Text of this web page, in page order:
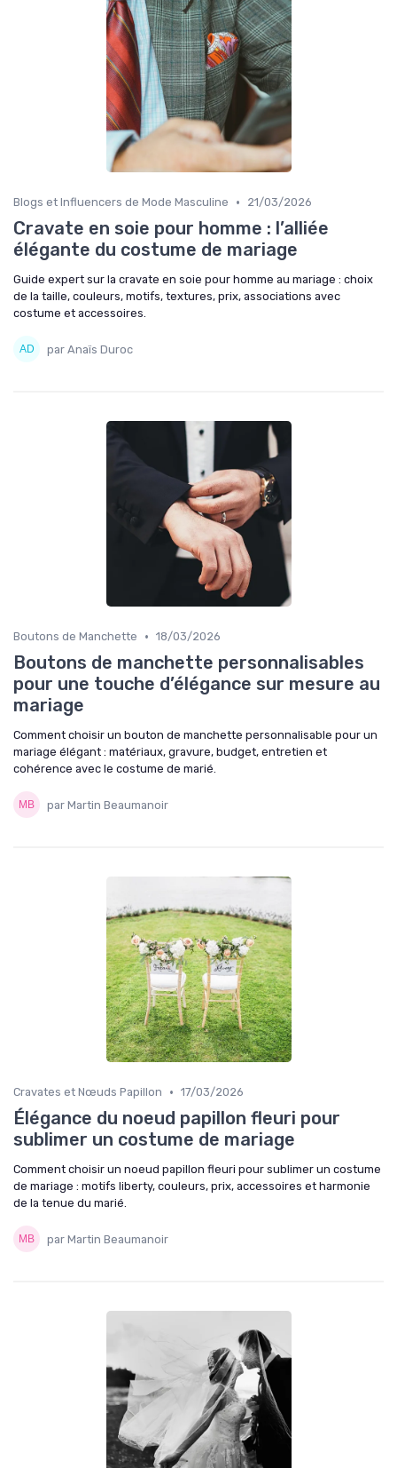
Blogs et Influencers de Mode Masculine • 21/03/2026
Cravate en soie pour homme : l’alliée
élégante du costume de mariage
Guide expert sur la cravate en soie pour homme au mariage : choix
de la taille, couleurs, motifs, textures, prix, associations avec
costume et accessoires.
par Anaïs Duroc
Boutons de Manchette • 18/03/2026
Boutons de manchette personnalisables
pour une touche d’élégance sur mesure au
mariage
Comment choisir un bouton de manchette personnalisable pour un
mariage élégant : matériaux, gravure, budget, entretien et
cohérence avec le costume de marié.
par Martin Beaumanoir
Cravates et Nœuds Papillon • 17/03/2026
Élégance du noeud papillon fleuri pour
sublimer un costume de mariage
Comment choisir un noeud papillon fleuri pour sublimer un costume
de mariage : motifs liberty, couleurs, prix, accessoires et harmonie
de la tenue du marié.
par Martin Beaumanoir